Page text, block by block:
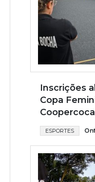
Inscrições
Copa
Coopercocal
ESPORTES